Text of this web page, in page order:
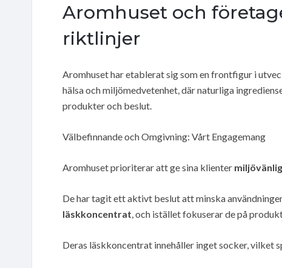
Aromhuset och
riktlinjer
Aromhuset har etablerat sig som en frontfigur i
hälsa och miljömedvetenhet, där naturliga
produkter och beslut.
Välbefinnande och Omgivning: Vårt Engagemang
Aromhuset prioriterar att ge sina klienter
De har tagit ett aktivt beslut att minska
läskkoncentrat, och istället fokuserar de på
Deras läskkoncentrat innehåller inget socker, vilket